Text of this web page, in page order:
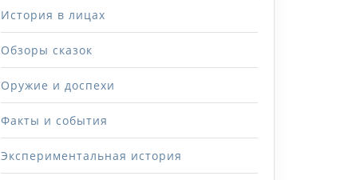
История в лицах
Обзоры сказок
Оружие и доспехи
Факты и события
Экспериментальная история